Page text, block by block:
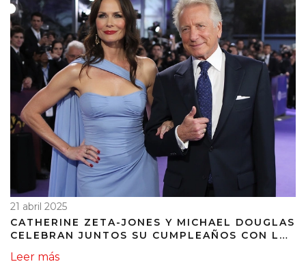
21 abril 2025
CATHERINE ZETA-JONES Y MICHAEL DOUGLAS
CELEBRAN JUNTOS SU CUMPLEAÑOS CON LA
Leer más